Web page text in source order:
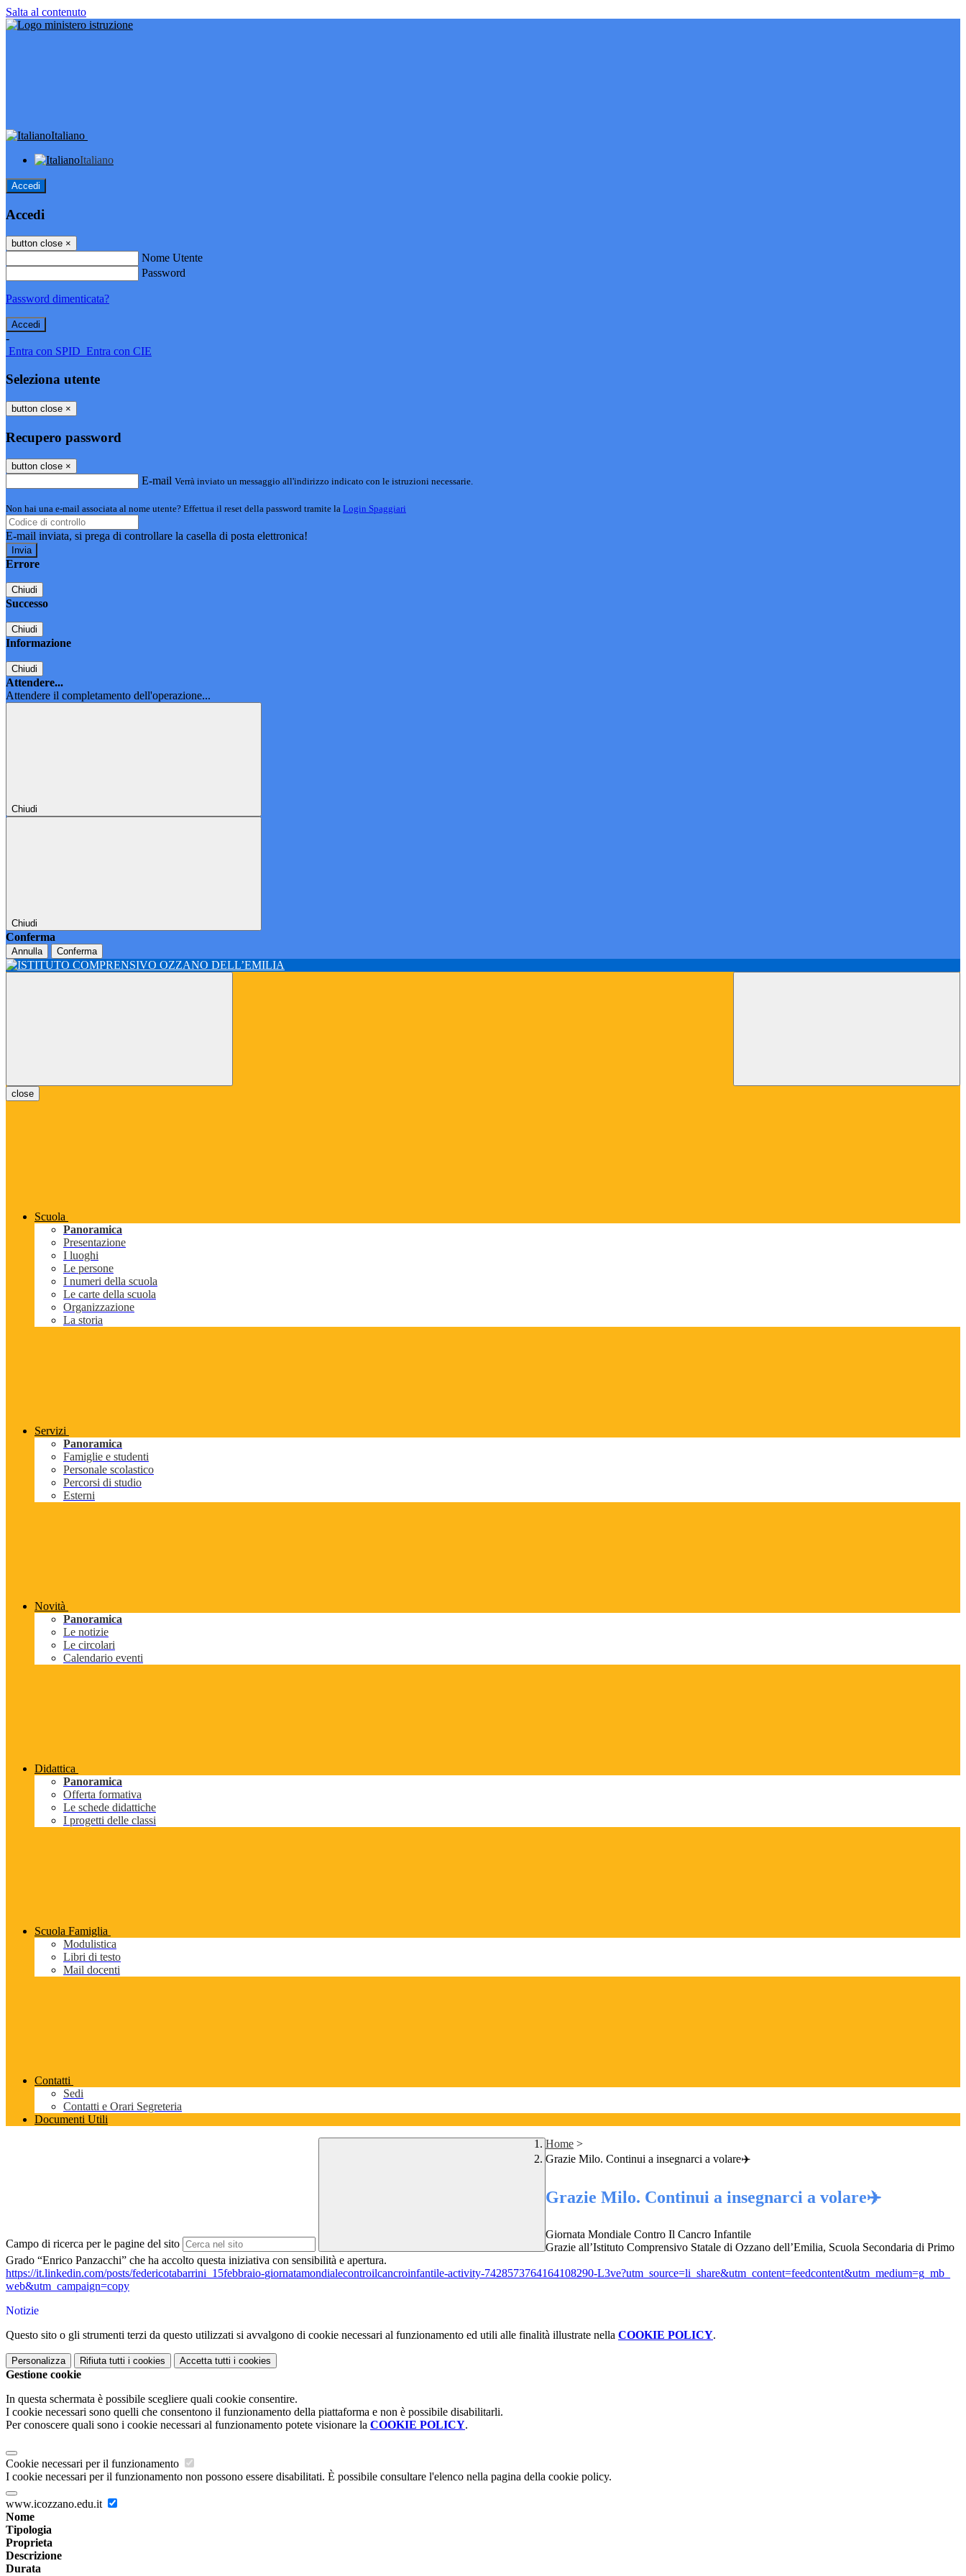
Salta al contenuto
Italiano
Italiano
Accedi
Accedi
button close ×
Nome Utente
Password
Password dimenticata?
-
Entra con SPID Entra con CIE
Seleziona utente
button close ×
Recupero password
button close ×
E-mail Verrà inviato un messaggio all'indirizzo indicato con le istruzioni necessarie.
Non hai una e-mail associata al nome utente? Effettua il reset della password tramite la Login Spaggiari
E-mail inviata, si prega di controllare la casella di posta elettronica!
Errore
Chiudi
Successo
Chiudi
Informazione
Chiudi
Attendere...
Attendere il completamento dell'operazione...
Chiudi
Chiudi
Conferma
Annulla Conferma
close
Scuola
Panoramica
Presentazione
I luoghi
Le persone
I numeri della scuola
Le carte della scuola
Organizzazione
La storia
Servizi
Panoramica
Famiglie e studenti
Personale scolastico
Percorsi di studio
Esterni
Novità
Panoramica
Le notizie
Le circolari
Calendario eventi
Didattica
Panoramica
Offerta formativa
Le schede didattiche
I progetti delle classi
Scuola Famiglia
Modulistica
Libri di testo
Mail docenti
Contatti
Sedi
Contatti e Orari Segreteria
Documenti Utili
Campo di ricerca per le pagine del sito
Home >
Grazie Milo. Continui a insegnarci a volare✈️
Grazie Milo. Continui a insegnarci a volare✈️
Giornata Mondiale Contro Il Cancro Infantile
Grazie all’Istituto Comprensivo Statale di Ozzano dell’Emilia, Scuola Secondaria di Primo
Grado “Enrico Panzacchi” che ha accolto questa iniziativa con sensibilità e apertura.
https://it.linkedin.com/posts/federicotabarrini_15febbraio-giornatamondialecontroilcancroinfantile-activity-7428573764164108290-L3ve?utm_ source=li_share&utm_content=feedcontent&utm_medium=g_mb_
web&utm_campaign=copy
Notizie
Questo sito o gli strumenti terzi da questo utilizzati si avvalgono di cookie necessari al funzionamento ed utili alle finalità illustrate nella COOKIE POLICY.
Personalizza Rifiuta tutti i cookies Accetta tutti i cookies
Gestione cookie
In questa schermata è possibile scegliere quali cookie consentire.
I cookie necessari sono quelli che consentono il funzionamento della piattaforma e non è possibile disabilitarli.
Per conoscere quali sono i cookie necessari al funzionamento potete visionare la COOKIE POLICY.
Cookie necessari per il funzionamento
I cookie necessari per il funzionamento non possono essere disabilitati. È possibile consultare l'elenco nella pagina della cookie policy.
www.icozzano.edu.it
Nome
Tipologia
Proprieta
Descrizione
Durata